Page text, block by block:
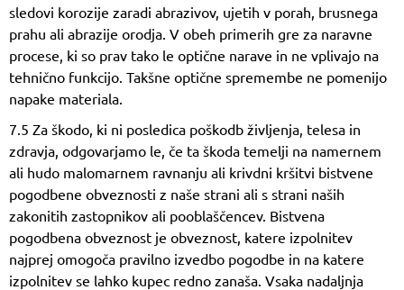
sledovi korozije zaradi abrazivov, ujetih v porah, brusnega
prahu ali abrazije orodja. V obeh primerih gre za naravne
procese, ki so prav tako le optične narave in ne vplivajo na
tehnično funkcijo. Takšne optične spremembe ne pomenijo
napake materiala.
7.5 Za škodo, ki ni posledica poškodb življenja, telesa in
zdravja, odgovarjamo le, če ta škoda temelji na namernem
ali hudo malomarnem ravnanju ali krivdni kršitvi bistvene
pogodbene obveznosti z naše strani ali s strani naših
zakonitih zastopnikov ali pooblaščencev. Bistvena
pogodbena obveznost je obveznost, katere izpolnitev
najprej omogoča pravilno izvedbo pogodbe in na katere
izpolnitev se lahko kupec redno zanaša. Vsaka nadaljnja